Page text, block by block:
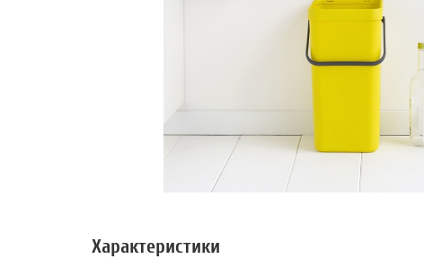
Характеристики